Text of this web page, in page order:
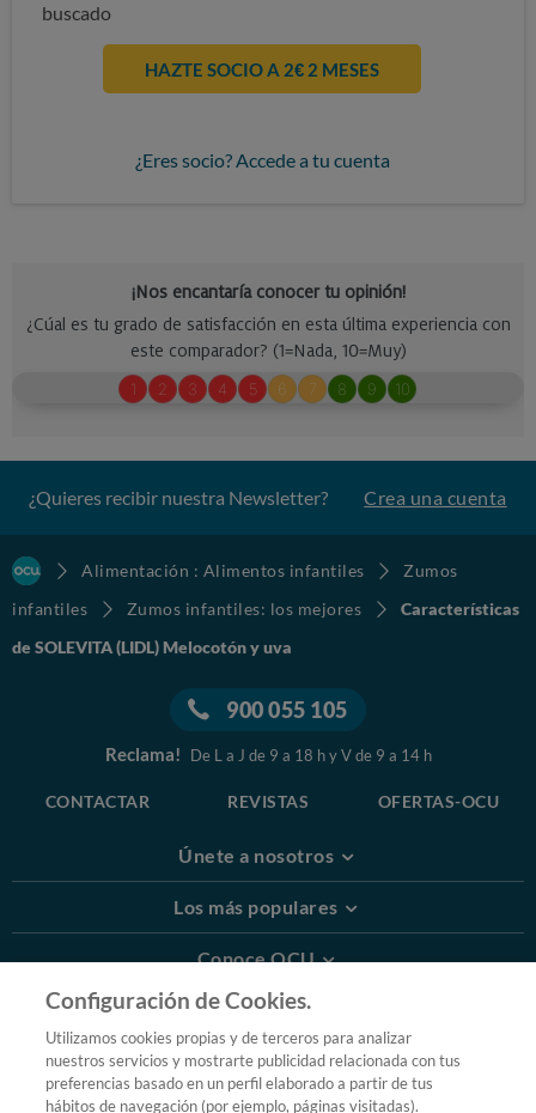
buscado
HAZTE SOCIO A 2€ 2 MESES
¿Eres socio? Accede a tu cuenta
¿Quieres recibir nuestra Newsletter? Crea una cuenta
Alimentación : Alimentos infantiles
Zumos
infantiles
Zumos infantiles: los mejores
Características
de SOLEVITA (LIDL) Melocotón y uva
900 055 105
Reclama! De L a J de 9 a 18 h y V de 9 a 14 h
CONTACTAR REVISTAS OFERTAS-OCU
Únete a nosotros
Los más populares
Conoce OCU
Más Información
© 2026 OCU
Condiciones generales de contratación de OCU
Configuración de Cookies.
Utilizamos cookies propias y de terceros para analizar
nuestros servicios y mostrarte publicidad relacionada con tus
preferencias basado en un perfil elaborado a partir de tus
hábitos de navegación (por ejemplo, páginas visitadas).